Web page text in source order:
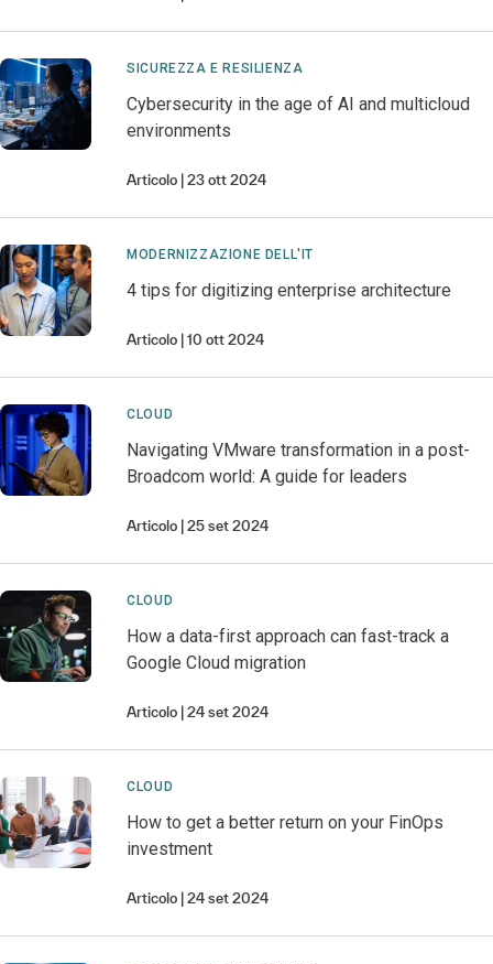
SICUREZZA E RESILIENZA
Cybersecurity in the age of AI and multicloud
environments
Articolo 23 ott 2024
MODERNIZZAZIONE DELL'IT
4 tips for digitizing enterprise architecture
Articolo 10 ott 2024
CLOUD
Navigating VMware transformation in a post-
Broadcom world: A guide for leaders
Articolo 25 set 2024
CLOUD
How a data-first approach can fast-track a
Google Cloud migration
Articolo 24 set 2024
CLOUD
How to get a better return on your FinOps
investment
Articolo 24 set 2024